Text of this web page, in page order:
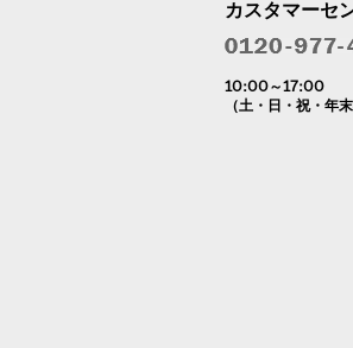
カスタマーセ
10:00～17:00
（土・日・祝・年